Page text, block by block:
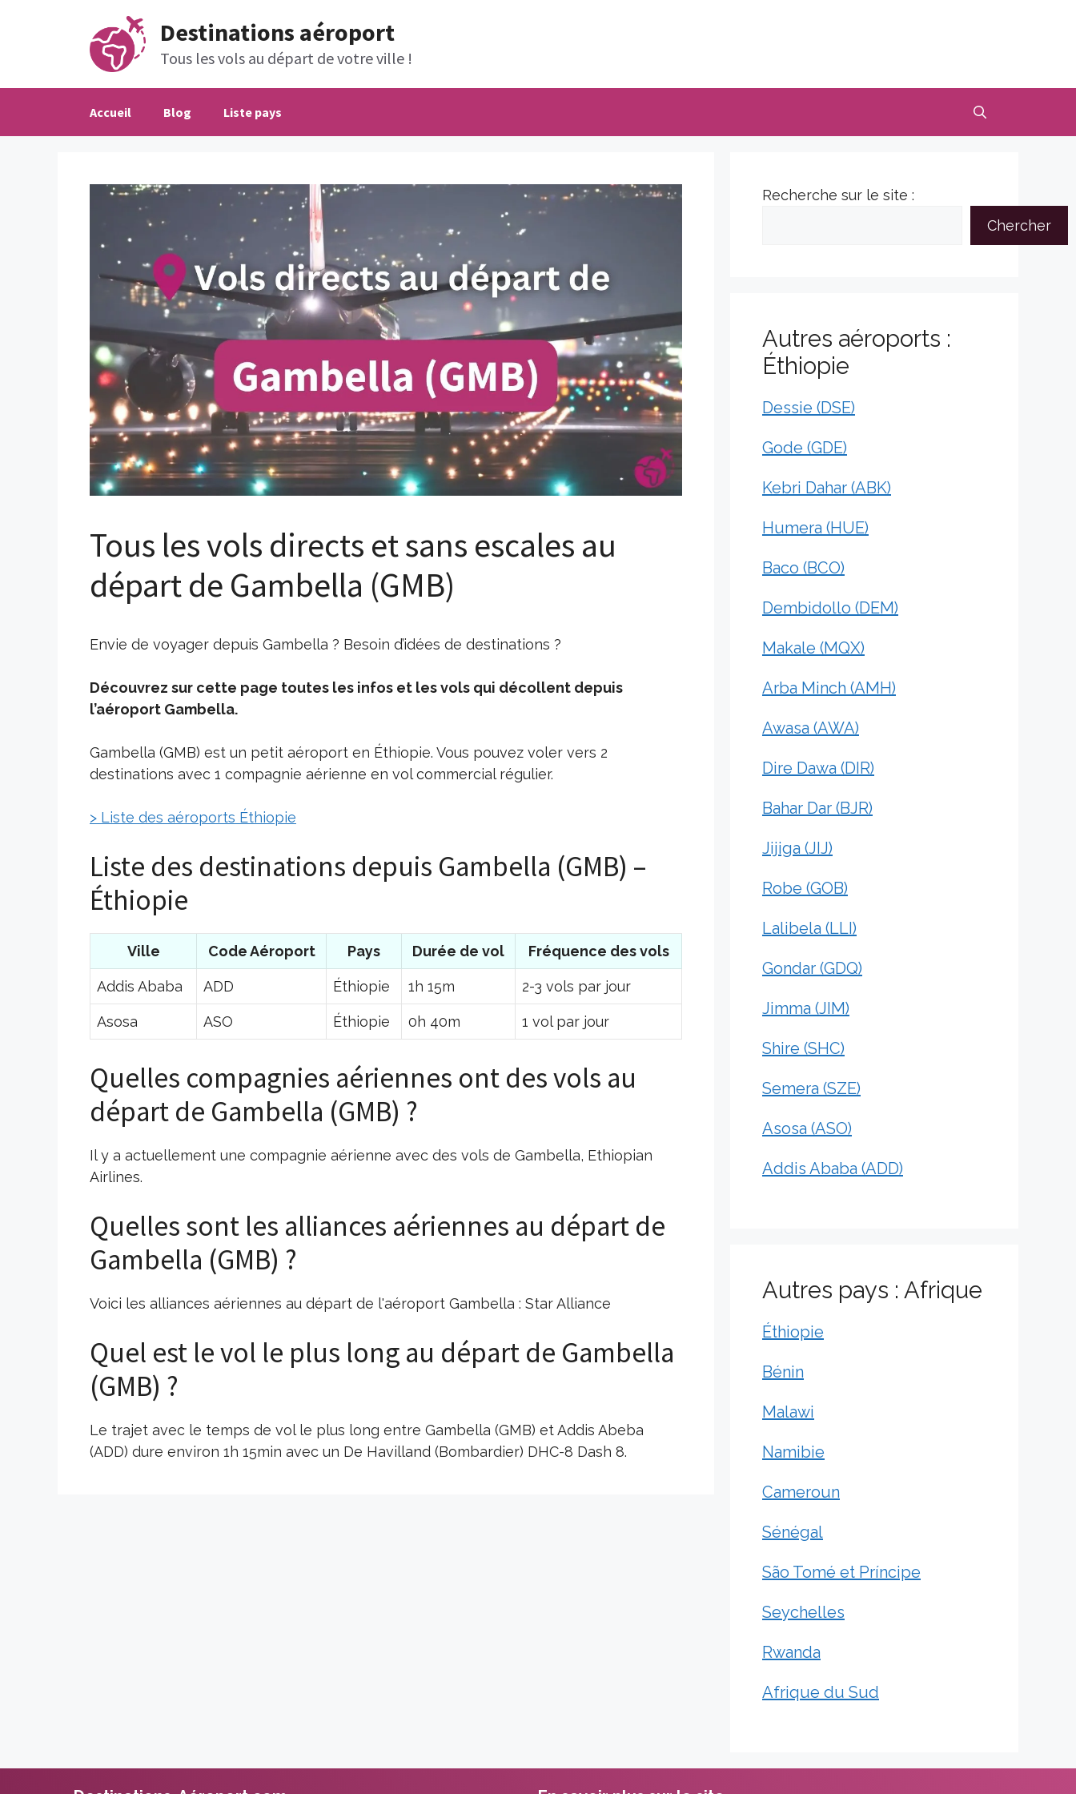
Destinations aéroport
Tous les vols au départ de votre ville !
Accueil Blog Liste pays
Tous les vols directs et sans escales au
départ de Gambella (GMB)
Envie de voyager depuis Gambella ? Besoin d’idées de destinations ?
Découvrez sur cette page toutes les infos et les vols qui décollent depuis
l’aéroport Gambella.
Gambella (GMB) est un petit aéroport en Éthiopie. Vous pouvez voler vers 2
destinations avec 1 compagnie aérienne en vol commercial régulier.
> Liste des aéroports Éthiopie
Liste des destinations depuis Gambella (GMB) –
Éthiopie
Ville Code Aéroport Pays Durée de vol Fréquence des vols
Addis Ababa ADD Éthiopie 1h 15m 2-3 vols par jour
Asosa ASO Éthiopie 0h 40m 1 vol par jour
Quelles compagnies aériennes ont des vols au
départ de Gambella (GMB) ?
Il y a actuellement une compagnie aérienne avec des vols de Gambella, Ethiopian
Airlines.
Quelles sont les alliances aériennes au départ de
Gambella (GMB) ?
Voici les alliances aériennes au départ de l'aéroport Gambella : Star Alliance
Quel est le vol le plus long au départ de Gambella
(GMB) ?
Le trajet avec le temps de vol le plus long entre Gambella (GMB) et Addis Abeba
(ADD) dure environ 1h 15min avec un De Havilland (Bombardier) DHC-8 Dash 8.
Recherche sur le site :
Chercher
Autres aéroports :
Éthiopie
Dessie (DSE)
Gode (GDE)
Kebri Dahar (ABK)
Humera (HUE)
Baco (BCO)
Dembidollo (DEM)
Makale (MQX)
Arba Minch (AMH)
Awasa (AWA)
Dire Dawa (DIR)
Bahar Dar (BJR)
Jijiga (JIJ)
Robe (GOB)
Lalibela (LLI)
Gondar (GDQ)
Jimma (JIM)
Shire (SHC)
Semera (SZE)
Asosa (ASO)
Addis Ababa (ADD)
Autres pays : Afrique
Éthiopie
Bénin
Malawi
Namibie
Cameroun
Sénégal
São Tomé et Príncipe
Seychelles
Rwanda
Afrique du Sud